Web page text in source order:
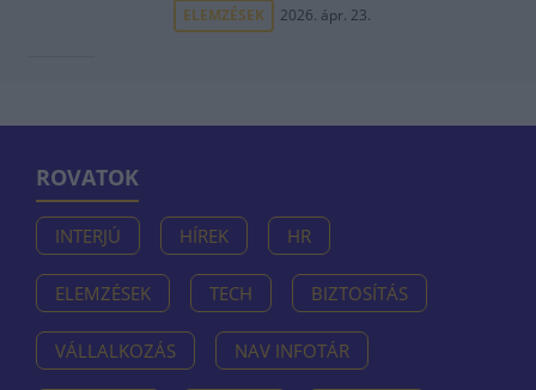
ELEMZÉSEK 2026. ápr. 23.
ROVATOK
INTERJÚ HÍREK HR
ELEMZÉSEK TECH BIZTOSÍTÁS
VÁLLALKOZÁS NAV INFOTÁR